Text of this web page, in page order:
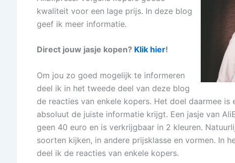
kwaliteit voor een lage prijs. In deze blog
geef ik meer informatie.
Direct jouw jasje kopen? Klik hier!
Om jou zo goed mogelijk te informeren
deel ik in het tweede deel van deze blog
de reacties van enkele kopers. Het doel daarmee
absoluut de juiste informatie krijgt. Een jasje van
geen 40 euro en is verkrijgbaar in 2 kleuren.
soorten kijken, in andere prijsklasse en vormen. In
deel ik de reacties van enkele kopers.